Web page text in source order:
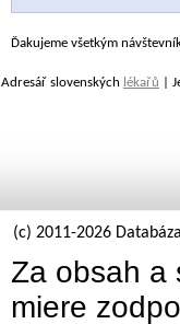
Ďakujeme všetkým
Adresář slovenských lékařů |
(c) 2011-2026
Za obsah a
miere